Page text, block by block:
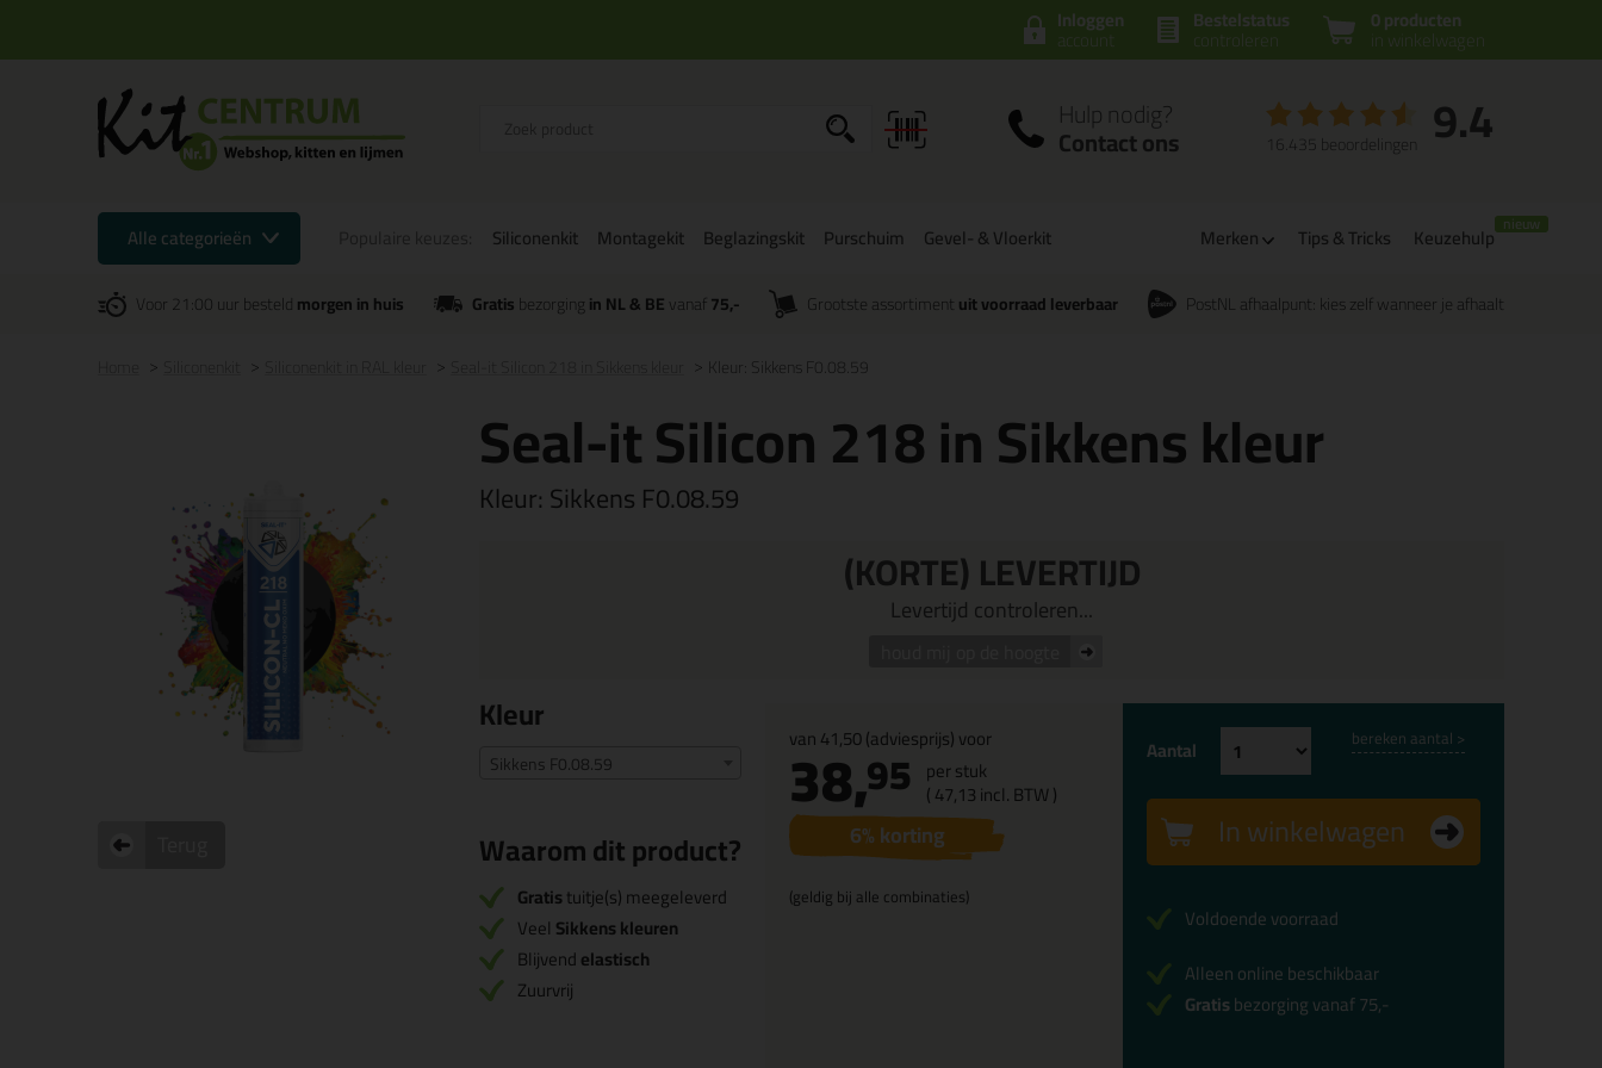
0 producten
in winkelwagen
Bestelstatus
controleren
Inloggen
account
Hulp nodig?
Contact ons 9.4
16.435 beoordelingen
Alle categorieën Siliconenkit Montagekit Beglazingskit Purschuim Gevel- & Vloerkit Merken Tips & Tricks Keuzehulp
Voor 21:00 uur besteldmorgen in huis Gratisbezorgingin NL & BEvanaf 75,- Grootste assortiment uit voorraad leverbaar PostNL afhaalpunt: kies zelf wanneer je afhaalt
Kleur: Sikkens F0.08.59
Seal-it Silicon 218 in Sikkens kleur
Kleur:Sikkens F0.08.59
(KORTE) LEVERTIJD
Levertijd controleren...
Kleur
Sikkens F0.08.59
Waarom dit product?
Gratistuitje(s) meegeleverd
Veel Sikkens kleuren
Blijvendelastisch
Zuurvrij
van41,50(adviesprijs) voor
38,95 per stuk
(47,13incl. BTW )
6% korting
(geldig bij alle combinaties)
Aantal bereken aantal >
In winkelwagen
Voldoende voorraad
Alleen online beschikbaar
Gratisbezorging vanaf 75,-